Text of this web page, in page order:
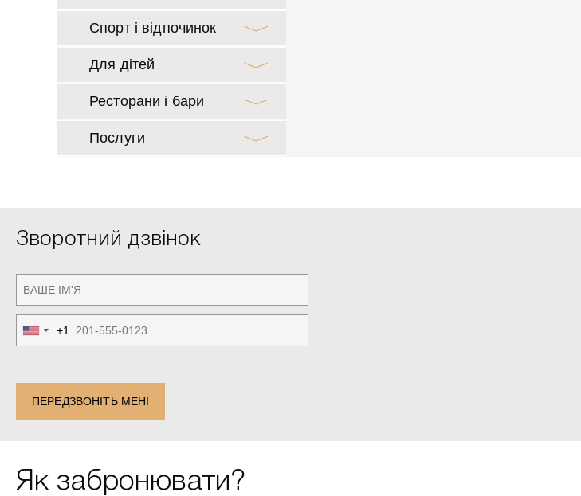
Спорт і відпочинок
Для дітей
Ресторани і бари
Послуги
Зворотний дзвінок
United
States
+1
ПЕРЕДЗВОНІТЬ МЕНІ
Як забронювати?